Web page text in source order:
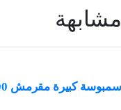
كبيرة مقرمش 800جم